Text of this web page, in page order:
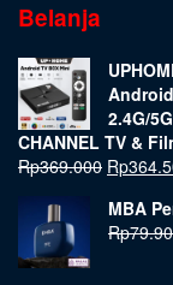
Belanja
2.4G/
CHANNEL TV &
Rp369.000 Rp
MBA
Rp